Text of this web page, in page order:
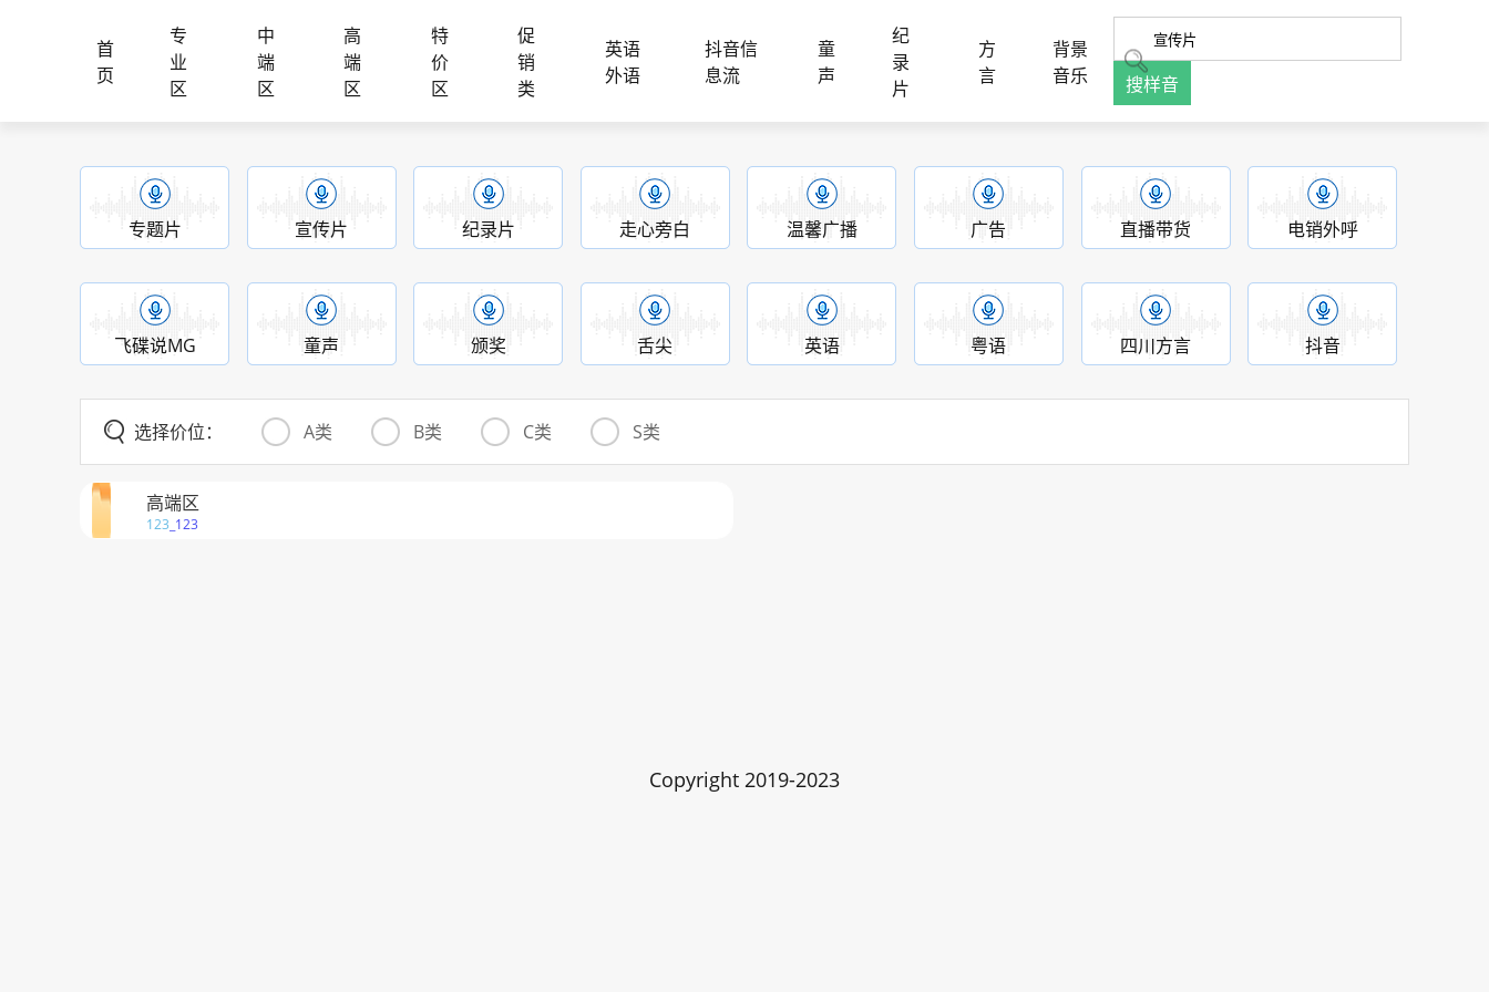
首
页
专
业
区
中
端
区
高
端
区
特
价
区
促
销
类
英语
外语
抖音信
息流
童
声
纪
录
片
方
言
背景
音乐
搜样音
专题片 宣传片 纪录片 走心旁白 温馨广播 广告 直播带货 电销外呼
飞碟说MG 童声 颁奖 舌尖 英语 粤语 四川方言 抖音
选择价位： A类 B类 C类 S类
高端区
123 _123
Copyright 2019-2023